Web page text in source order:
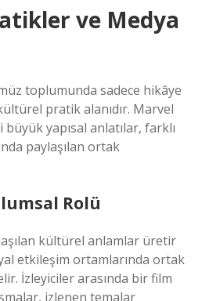
ve Medya
toplumunda sadece hikâye
pratik alanıdır. Marvel
yapısal anlatılar, farklı
paylaşılan ortak
Rolü
kültürel anlamlar üretir
etkileşim ortamlarında ortak
İzleyiciler arasında bir film
izlenen temalar